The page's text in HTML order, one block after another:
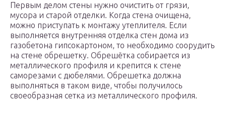
Первым делом стены нужно очистить от грязи,
мусора и старой отделки. Когда стена очищена,
можно приступать к монтажу утеплителя. Если
выполняется внутренняя отделка стен дома из
газобетона гипсокартоном, то необходимо соорудить
на стене обрешетку. Обрешётка собирается из
металлического профиля и крепится к стене
саморезами с дюбелями. Обрешетка должна
выполняться в таком виде, чтобы получилось
своеобразная сетка из металлического профиля.